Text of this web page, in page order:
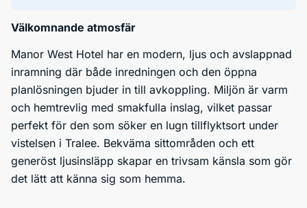
Välkomnande atmosfär
Manor West Hotel har en modern, ljus och avslappnad
inramning där både inredningen och den öppna
planlösningen bjuder in till avkoppling. Miljön är varm
och hemtrevlig med smakfulla inslag, vilket passar
perfekt för den som söker en lugn tillflyktsort under
vistelsen i Tralee. Bekväma sittområden och ett
generöst ljusinsläpp skapar en trivsam känsla som gör
det lätt att känna sig som hemma.